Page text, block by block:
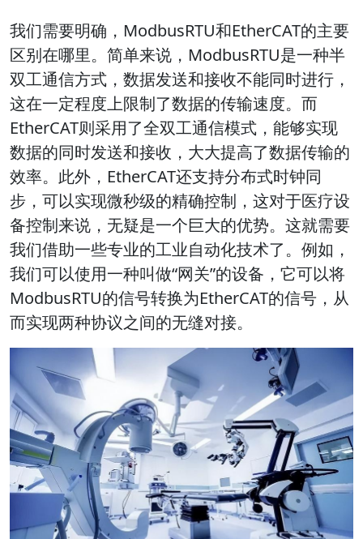
我们需要明确，ModbusRTU和EtherCAT的主要
区别在哪里。简单来说，ModbusRTU是一种半
双工通信方式，数据发送和接收不能同时进行，
这在一定程度上限制了数据的传输速度。而
EtherCAT则采用了全双工通信模式，能够实现
数据的同时发送和接收，大大提高了数据传输的
效率。此外，EtherCAT还支持分布式时钟同
步，可以实现微秒级的精确控制，这对于医疗设
备控制来说，无疑是一个巨大的优势。这就需要
我们借助一些专业的工业自动化技术了。例如，
我们可以使用一种叫做“网关”的设备，它可以将
ModbusRTU的信号转换为EtherCAT的信号，从
而实现两种协议之间的无缝对接。